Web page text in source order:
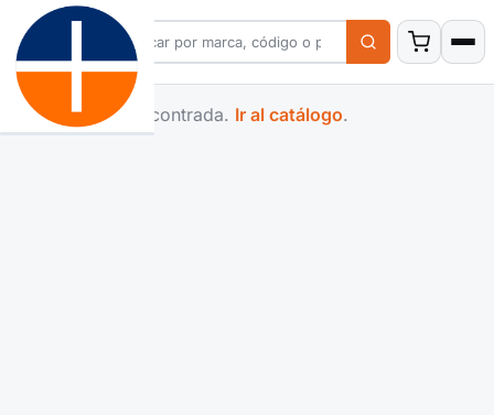
Familia no encontrada. Ir al catálogo.